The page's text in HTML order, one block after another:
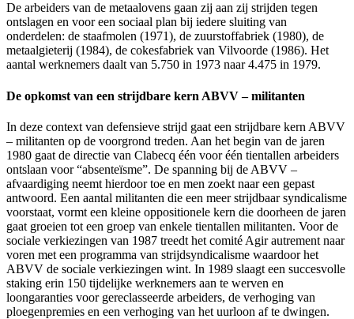
De arbeiders van de metaalovens gaan zij aan zij strijden tegen
ontslagen en voor een sociaal plan bij iedere sluiting van
onderdelen: de staafmolen (1971), de zuurstoffabriek (1980), de
metaalgieterij (1984), de cokesfabriek van Vilvoorde (1986). Het
aantal werknemers daalt van 5.750 in 1973 naar 4.475 in 1979.
De opkomst van een strijdbare kern ABVV – militanten
In deze context van defensieve strijd gaat een strijdbare kern ABVV
– militanten op de voorgrond treden. Aan het begin van de jaren
1980 gaat de directie van Clabecq één voor één tientallen arbeiders
ontslaan voor “absenteïsme”. De spanning bij de ABVV –
afvaardiging neemt hierdoor toe en men zoekt naar een gepast
antwoord. Een aantal militanten die een meer strijdbaar syndicalisme
voorstaat, vormt een kleine oppositionele kern die doorheen de jaren
gaat groeien tot een groep van enkele tientallen militanten. Voor de
sociale verkiezingen van 1987 treedt het comité Agir autrement naar
voren met een programma van strijdsyndicalisme waardoor het
ABVV de sociale verkiezingen wint. In 1989 slaagt een succesvolle
staking erin 150 tijdelijke werknemers aan te werven en
loongaranties voor gereclasseerde arbeiders, de verhoging van
ploegenpremies en een verhoging van het uurloon af te dwingen.